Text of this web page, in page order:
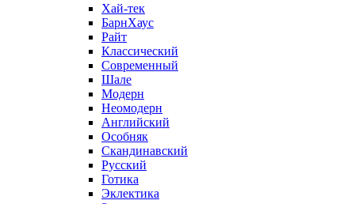
Хай-тек
БарнХаус
Райт
Классический
Современный
Шале
Модерн
Неомодерн
Английский
Особняк
Скандинавский
Русский
Готика
Эклектика